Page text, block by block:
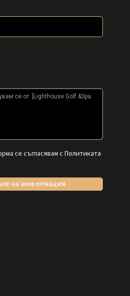
се съгласявам с Политиката
НА ИНФОРМАЦИЯ